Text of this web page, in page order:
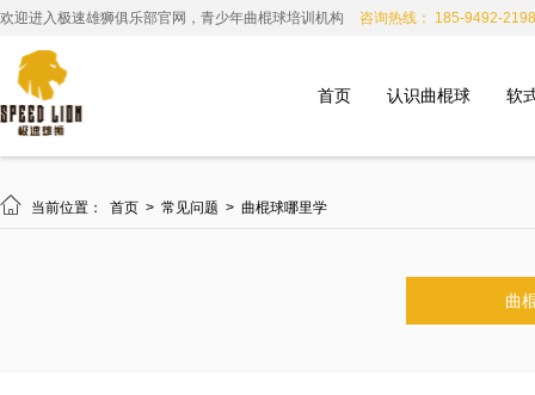
欢迎进入极速雄狮俱乐部官网，青少年曲棍球培训机构 咨询热线： 185-9492-2198
首页 认识曲棍球 软
 当前位置： 首页 > 常见问题 > 曲棍球哪里学
曲